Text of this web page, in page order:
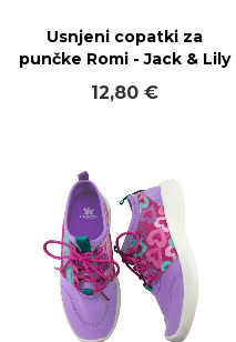
Usnjeni copatki za
punčke Romi - Jack & Lily
12,80 €